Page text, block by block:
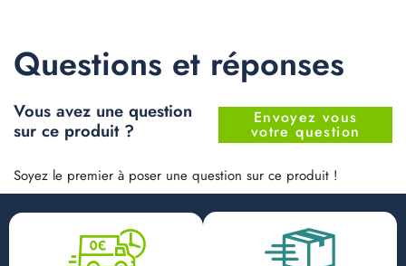
Questions et réponses
Vous avez une question
sur ce produit ?
Envoyez vous
votre question
Soyez le premier à poser une question sur ce produit !